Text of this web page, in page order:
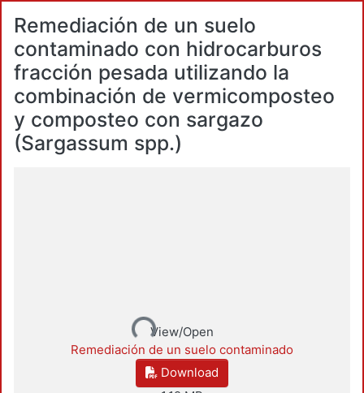
Remediación de un suelo
contaminado con hidrocarburos
fracción pesada utilizando la
combinación de vermicomposteo
y composteo con sargazo
(Sargassum spp.)
Loading...View/Open
Remediación de un suelo contaminado
Download